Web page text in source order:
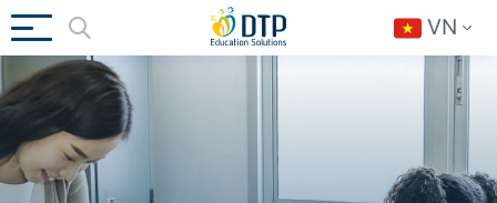
VN